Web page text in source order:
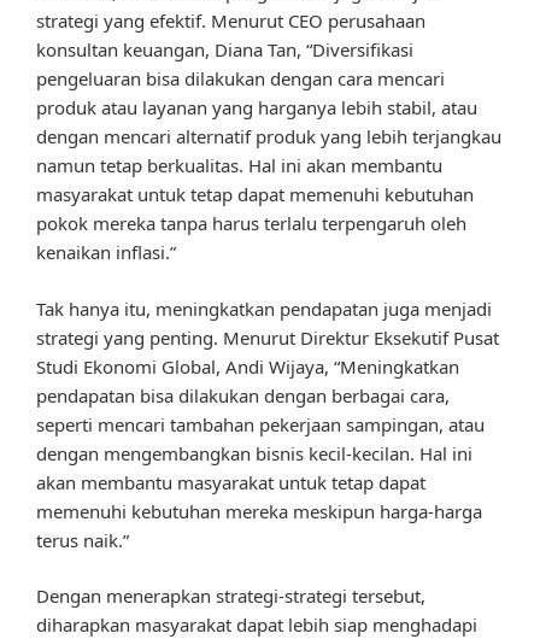
strategi yang efektif. Menurut CEO perusahaan
konsultan keuangan, Diana Tan, “Diversifikasi
pengeluaran bisa dilakukan dengan cara mencari
produk atau layanan yang harganya lebih stabil, atau
dengan mencari alternatif produk yang lebih terjangkau
namun tetap berkualitas. Hal ini akan membantu
masyarakat untuk tetap dapat memenuhi kebutuhan
pokok mereka tanpa harus terlalu terpengaruh oleh
kenaikan inflasi.”
Tak hanya itu, meningkatkan pendapatan juga menjadi
strategi yang penting. Menurut Direktur Eksekutif Pusat
Studi Ekonomi Global, Andi Wijaya, “Meningkatkan
pendapatan bisa dilakukan dengan berbagai cara,
seperti mencari tambahan pekerjaan sampingan, atau
dengan mengembangkan bisnis kecil-kecilan. Hal ini
akan membantu masyarakat untuk tetap dapat
memenuhi kebutuhan mereka meskipun harga-harga
terus naik.”
Dengan menerapkan strategi-strategi tersebut,
diharapkan masyarakat dapat lebih siap menghadapi